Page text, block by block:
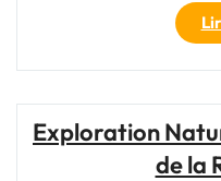
Exploration
de la